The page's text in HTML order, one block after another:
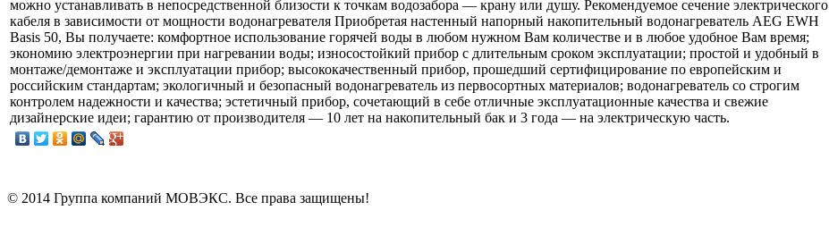
можно устанавливать в непосредственной близости к точкам водозабора — крану или душу. Рекомендуемое сечение электрического
кабеля в зависимости от мощности водонагревателя Приобретая настенный напорный накопительный водонагреватель AEG EWH
Basis 50, Вы получаете: комфортное использование горячей воды в любом нужном Вам количестве и в любое удобное Вам время;
экономию электроэнергии при нагревании воды; износостойкий прибор с длительным сроком эксплуатации; простой и удобный в
монтаже/демонтаже и эксплуатации прибор; высококачественный прибор, прошедший сертифицирование по европейским и
российским стандартам; экологичный и безопасный водонагреватель из первосортных материалов; водонагреватель со строгим
контролем надежности и качества; эстетичный прибор, сочетающий в себе отличные эксплуатационные качества и свежие
дизайнерские идеи; гарантию от производителя — 10 лет на накопительный бак и 3 года — на электрическую часть.
© 2014 Группа компаний МОВЭКС. Все права защищены!